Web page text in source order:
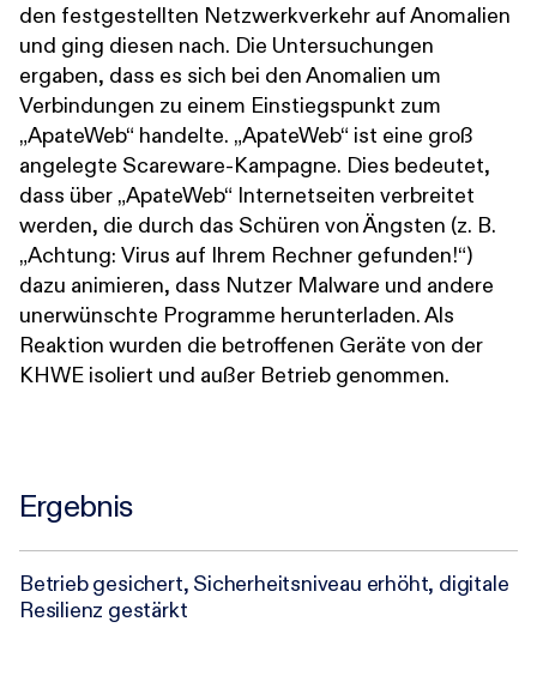
den festgestellten Netzwerkverkehr auf Anomalien
und ging diesen nach. Die Untersuchungen
ergaben, dass es sich bei den Anomalien um
Verbindungen zu einem Einstiegspunkt zum
„ApateWeb“ handelte. „ApateWeb“ ist eine groß
angelegte Scareware-Kampagne. Dies bedeutet,
dass über „ApateWeb“ Internetseiten verbreitet
werden, die durch das Schüren von Ängsten (z. B.
„Achtung: Virus auf Ihrem Rechner gefunden!“)
dazu animieren, dass Nutzer Malware und andere
unerwünschte Programme herunterladen. Als
Reaktion wurden die betroffenen Geräte von der
KHWE isoliert und außer Betrieb genommen.
Ergebnis
Betrieb gesichert, Sicherheitsniveau erhöht, digitale
Resilienz gestärkt